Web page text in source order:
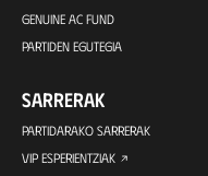
GENUINE AC FUND
PARTIDEN EGUTEGIA
SARRERAK
PARTIDARAKO SARRERAK
VIP ESPERIENTZIAK